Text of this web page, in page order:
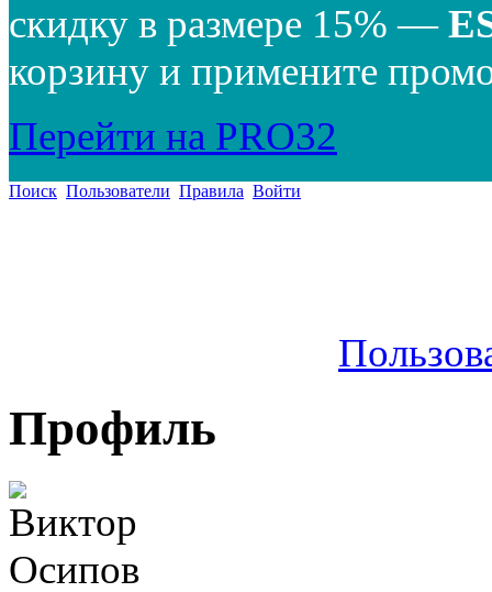
скидку в размере 15% —
корзину и примените
Перейти на PRO32
Поиск Пользователи Правила Войти
Профиль